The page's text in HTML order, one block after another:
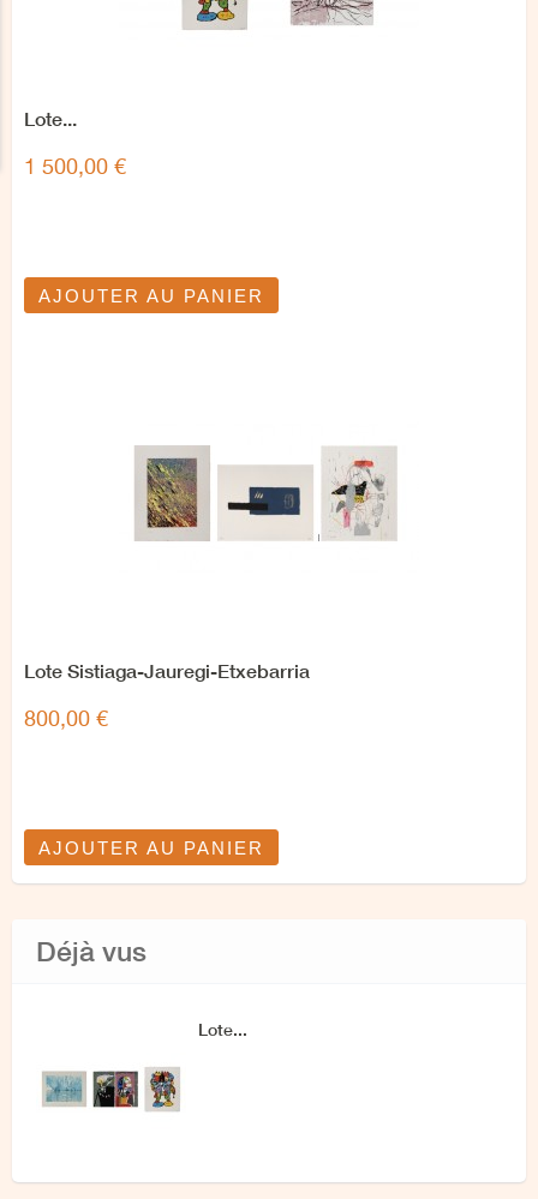
Lote...
1 500,00 €
AJOUTER AU PANIER
Lote Sistiaga-Jauregi-Etxebarria
800,00 €
AJOUTER AU PANIER
Déjà vus
Lote...